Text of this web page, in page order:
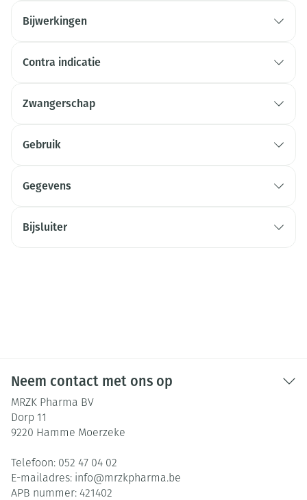
Bijwerkingen
Contra indicatie
Zwangerschap
Gebruik
Gegevens
Bijsluiter
Neem contact met ons op
MRZK Pharma BV
Dorp 11
9220 Hamme Moerzeke
Telefoon: 052 47 04 02
E-mailadres: info@mrzkpharma.be
APB nummer: 421402